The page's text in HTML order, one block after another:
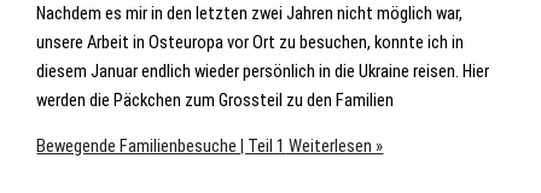
Nachdem es mir in den letzten zwei Jahren nicht möglich war,
unsere Arbeit in Osteuropa vor Ort zu besuchen, konnte ich in
diesem Januar endlich wieder persönlich in die Ukraine reisen. Hier
werden die Päckchen zum Grossteil zu den Familien
Bewegende Familienbesuche | Teil 1 Weiterlesen »